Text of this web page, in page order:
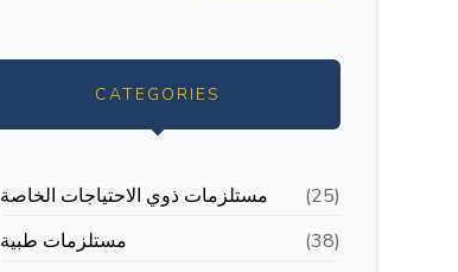
CATEGORIES
مستلزمات ذوي الاحتياجات الخاصة
(25)
مستلزمات طبية
(38)